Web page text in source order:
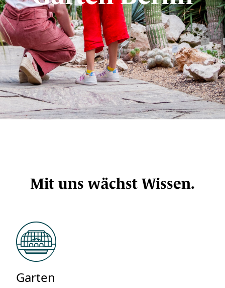
Mit uns wächst Wissen.
Garten